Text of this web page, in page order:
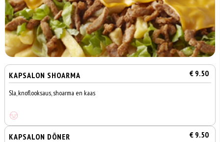
KAPSALON SHOARMA € 9.50
Sla, knoflooksaus, shoarma en kaas
KAPSALON DÖNER € 9.50